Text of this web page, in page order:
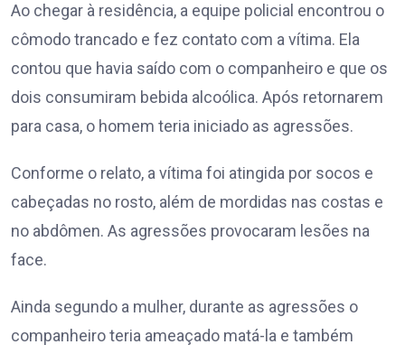
Ao chegar à residência, a equipe policial encontrou o
cômodo trancado e fez contato com a vítima. Ela
contou que havia saído com o companheiro e que os
dois consumiram bebida alcoólica. Após retornarem
para casa, o homem teria iniciado as agressões.
Conforme o relato, a vítima foi atingida por socos e
cabeçadas no rosto, além de mordidas nas costas e
no abdômen. As agressões provocaram lesões na
face.
Ainda segundo a mulher, durante as agressões o
companheiro teria ameaçado matá-la e também